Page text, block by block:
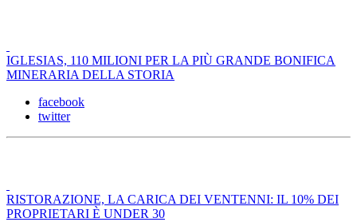
IGLESIAS, 110 MILIONI PER LA PIÙ GRANDE BONIFICA
MINERARIA DELLA STORIA
facebook
twitter
RISTORAZIONE, LA CARICA DEI VENTENNI: IL 10% DEI
PROPRIETARI È UNDER 30